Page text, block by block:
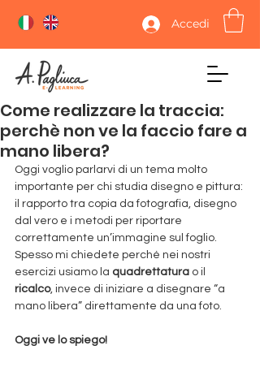
Accedi
Come realizzare la traccia:
perchè non ve la faccio fare a
mano libera?
Oggi voglio parlarvi di un tema molto
importante per chi studia disegno e pittura:
il rapporto tra copia da fotografia, disegno
dal vero e i metodi per riportare
correttamente un’immagine sul foglio.
Spesso mi chiedete perché nei nostri
esercizi usiamo la quadrettatura o il
ricalco, invece di iniziare a disegnare “a
mano libera” direttamente da una foto.
Oggi ve lo spiego!